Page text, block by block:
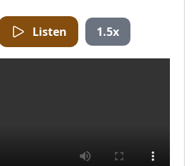
Listen 1.5x